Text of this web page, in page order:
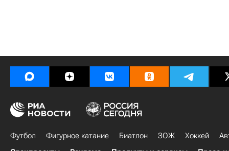
Футбол Фигурное катание Биатлон ЗОЖ Хоккей